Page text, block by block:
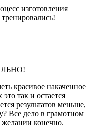
изготовления
красивое накаченное
так и остается
результатов меньше,
Все дело в грамотном
конечно.